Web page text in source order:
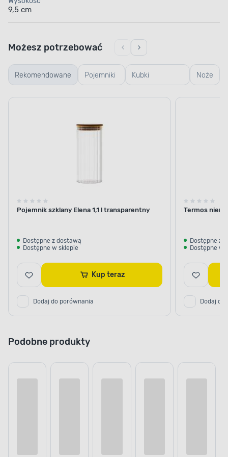
9,5 cm
Rekomendowane Pojemniki
szklane
Kubki
termiczne i
Noże
Możesz potrzebować
Pojemnik szklany Elena 1,1 l transparentny
Dostępne z dostawą
Dostępne w sklepie
Kup teraz
Dodaj do porównania
Termos
Dostępne z
Dostępne w
Dodaj do
Podobne produkty
Cena online